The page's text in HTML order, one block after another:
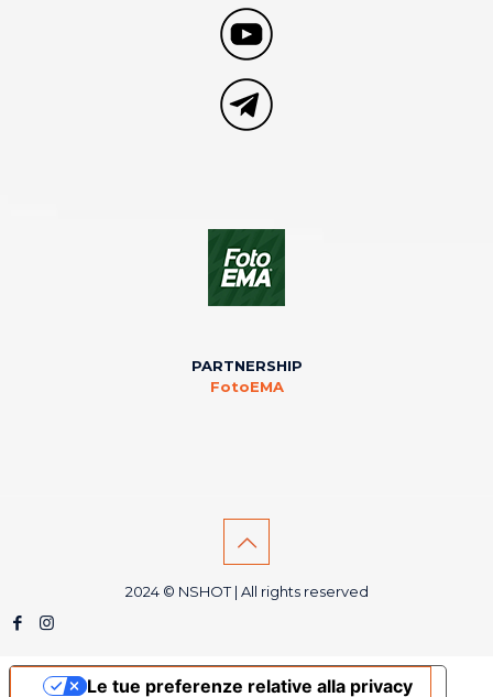
PARTNERSHIP
FotoEMA
2024 © NSHOT | All rights reserved
Le tue preferenze relative alla privacy